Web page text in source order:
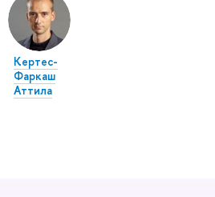
Кертес-
Фаркаш
Аттила